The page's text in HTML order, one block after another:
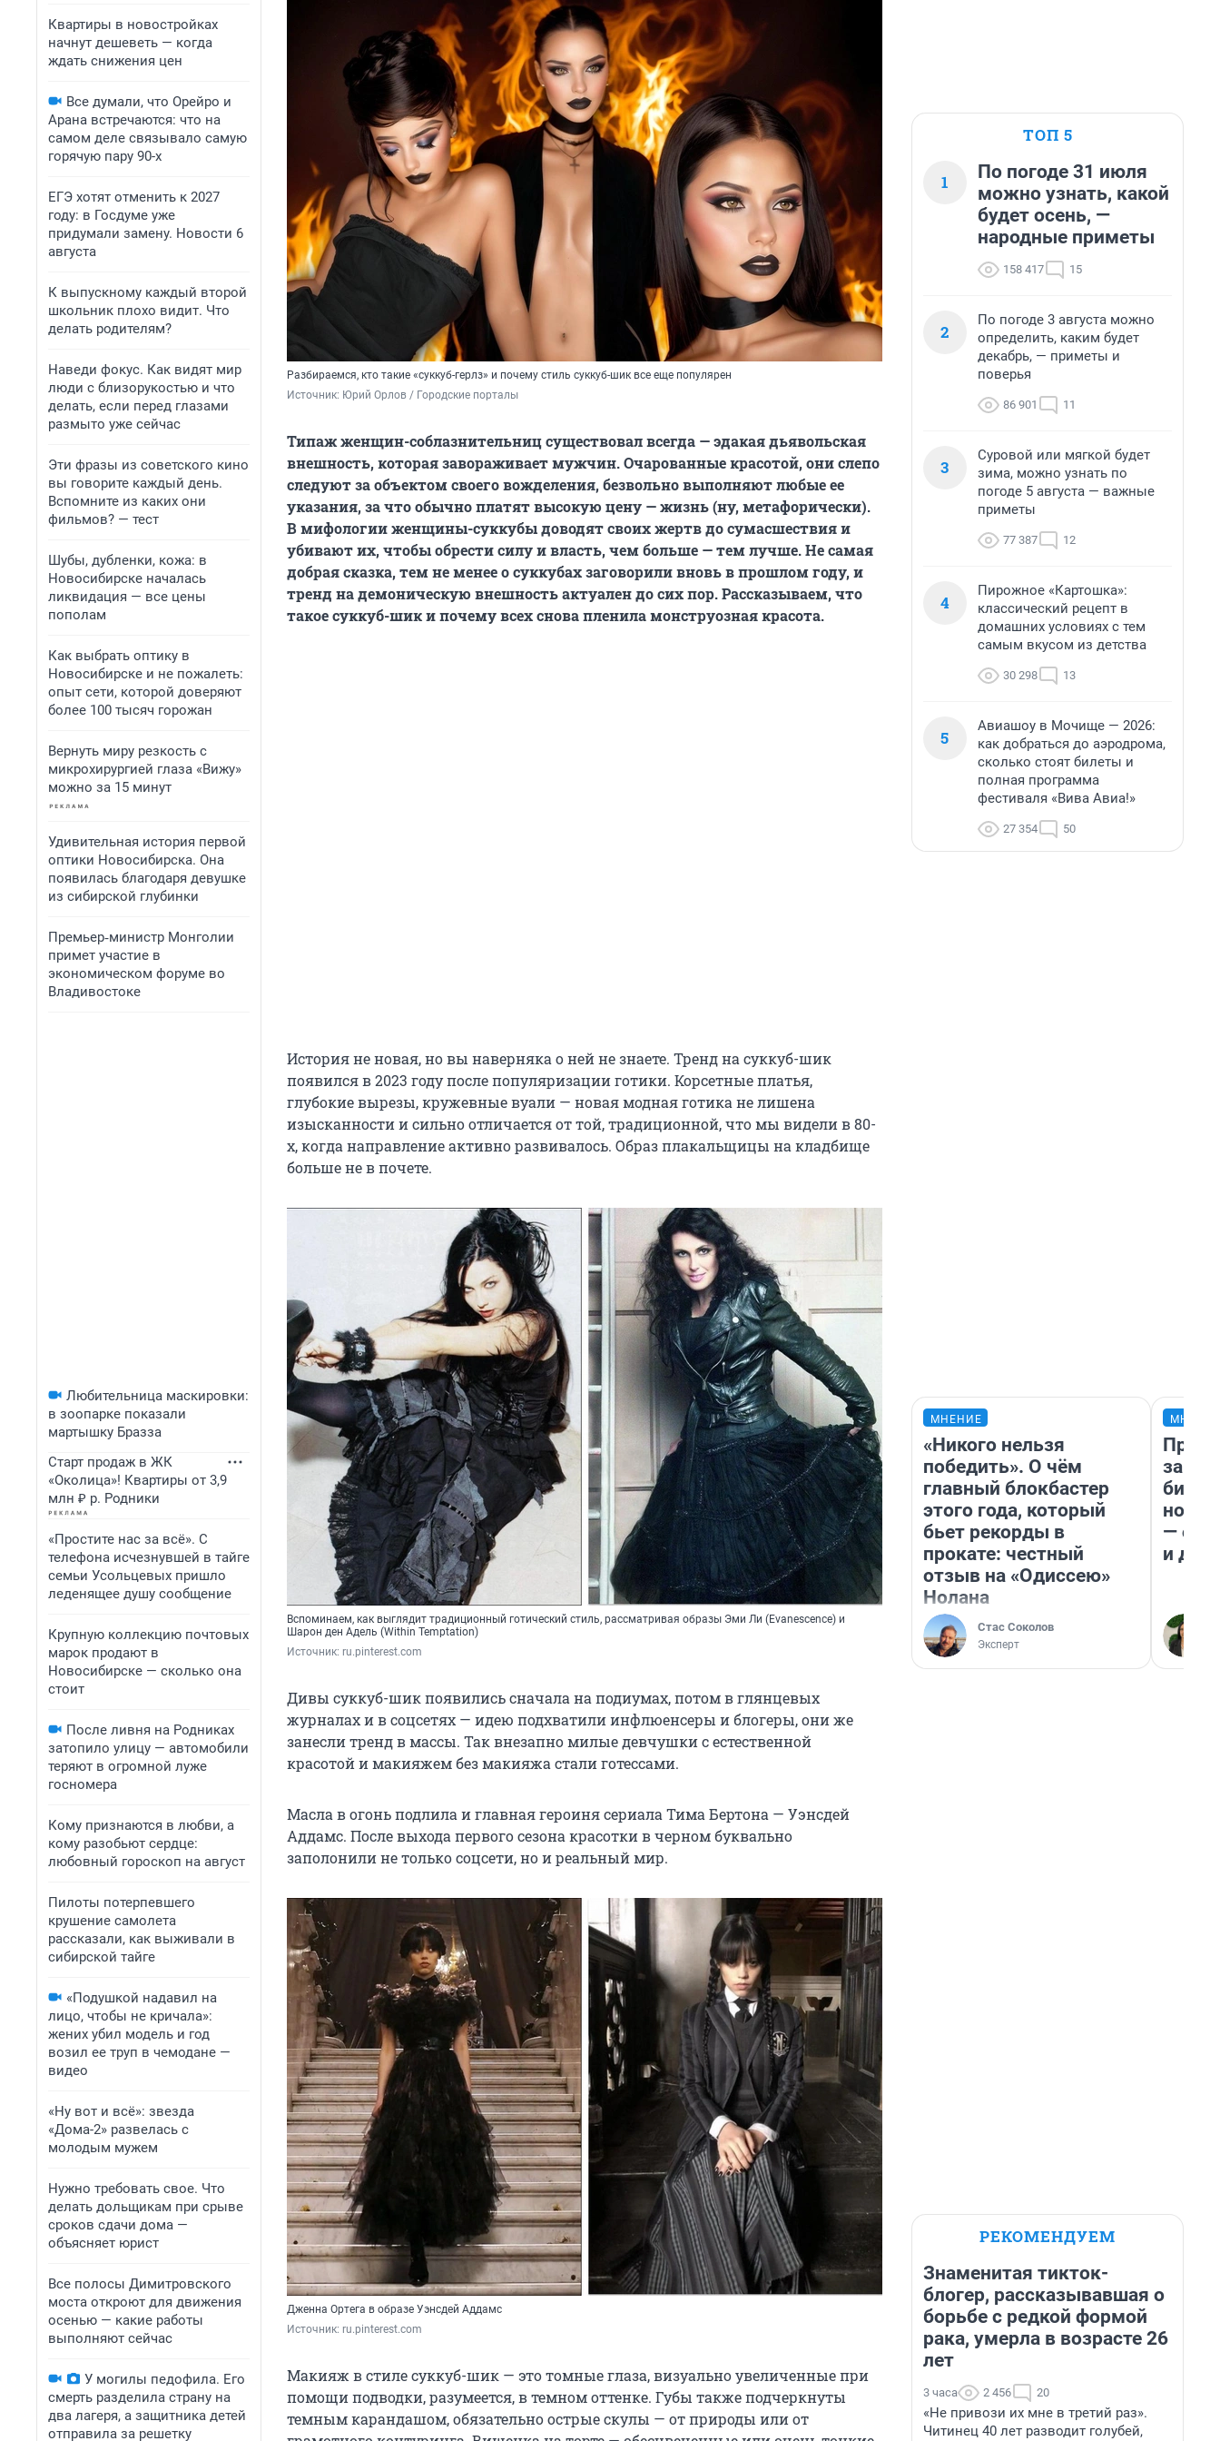
Квартиры в новостройках
начнут дешеветь — когда
ждать снижения цен
Все думали, что Орейро и
Арана встречаются: что на
самом деле связывало самую
горячую пару 90-х
ЕГЭ хотят отменить к 2027
году: в Госдуме уже
придумали замену. Новости 6
августа
К выпускному каждый второй
школьник плохо видит. Что
делать родителям?
Наведи фокус. Как видят мир
люди с близорукостью и что
делать, если перед глазами
размыто уже сейчас
Эти фразы из советского кино
вы говорите каждый день.
Вспомните из каких они
фильмов? — тест
Шубы, дубленки, кожа: в
Новосибирске началась
ликвидация — все цены
пополам
Как выбрать оптику в
Новосибирске и не пожалеть:
опыт сети, которой доверяют
более 100 тысяч горожан
Вернуть миру резкость с
микрохирургией глаза «Вижу»
можно за 15 минут
Удивительная история первой
оптики Новосибирска. Она
появилась благодаря девушке
из сибирской глубинки
Премьер‑министр Монголии
примет участие в
экономическом форуме во
Владивостоке
Любительница маскировки:
в зоопарке показали
мартышку Бразза
Старт продаж в ЖК
«Околица»! Квартиры от 3,9
млн ₽ р. Родники
«Простите нас за всё». С
телефона исчезнувшей в тайге
семьи Усольцевых пришло
леденящее душу сообщение
Крупную коллекцию почтовых
марок продают в
Новосибирске — сколько она
стоит
После ливня на Родниках
затопило улицу — автомобили
теряют в огромной луже
госномера
Кому признаются в любви, а
кому разобьют сердце:
любовный гороскоп на август
Пилоты потерпевшего
крушение самолета
рассказали, как выживали в
сибирской тайге
«Подушкой надавил на
лицо, чтобы не кричала»:
жених убил модель и год
возил ее труп в чемодане —
видео
«Ну вот и всё»: звезда
«Дома-2» развелась с
молодым мужем
Нужно требовать свое. Что
делать дольщикам при срыве
сроков сдачи дома —
объясняет юрист
Все полосы Димитровского
моста откроют для движения
осенью — какие работы
выполняют сейчас
У могилы педофила. Его
смерть разделила страну на
два лагеря, а защитника детей
отправила за решетку
Разбираемся, кто такие «суккуб-герлз» и почему стиль суккуб-шик все еще популярен
Источник: Юрий Орлов / Городские порталы
Типаж женщин-соблазнительниц существовал всегда — эдакая дьявольская
внешность, которая завораживает мужчин. Очарованные красотой, они слепо
следуют за объектом своего вожделения, безвольно выполняют любые ее
указания, за что обычно платят высокую цену — жизнь (ну, метафорически).
В мифологии женщины-суккубы доводят своих жертв до сумасшествия и
убивают их, чтобы обрести силу и власть, чем больше — тем лучше. Не самая
добрая сказка, тем не менее о суккубах заговорили вновь в прошлом году, и
тренд на демоническую внешность актуален до сих пор. Рассказываем, что
такое суккуб-шик и почему всех снова пленила монструозная красота.
История не новая, но вы наверняка о ней не знаете. Тренд на суккуб-шик
появился в 2023 году после популяризации готики. Корсетные платья,
глубокие вырезы, кружевные вуали — новая модная готика не лишена
изысканности и сильно отличается от той, традиционной, что мы видели в 80-
х, когда направление активно развивалось. Образ плакальщицы на кладбище
больше не в почете.
Вспоминаем, как выглядит традиционный готический стиль, рассматривая образы Эми Ли (Evanescence) и
Шарон ден Адель (Within Temptation)
Источник: ru.pinterest.com
Дивы суккуб-шик появились сначала на подиумах, потом в глянцевых
журналах и в соцсетях — идею подхватили инфлюенсеры и блогеры, они же
занесли тренд в массы. Так внезапно милые девчушки с естественной
красотой и макияжем без макияжа стали готессами.
Масла в огонь подлила и главная героиня сериала Тима Бертона — Уэнсдей
Аддамс. После выхода первого сезона красотки в черном буквально
заполонили не только соцсети, но и реальный мир.
Дженна Ортега в образе Уэнсдей Аддамс
Источник: ru.pinterest.com
Макияж в стиле суккуб-шик — это томные глаза, визуально увеличенные при
помощи подводки, разумеется, в темном оттенке. Губы также подчеркнуты
темным карандашом, обязательно острые скулы — от природы или от
ТОП 5
1
По погоде 31 июля
можно узнать, какой
будет осень, —
народные приметы
158 417 15
2
По погоде 3 августа можно
определить, каким будет
декабрь, — приметы и
поверья
86 901 11
3
Суровой или мягкой будет
зима, можно узнать по
погоде 5 августа — важные
приметы
77 387 12
4
Пирожное «Картошка»:
классический рецепт в
домашних условиях с тем
самым вкусом из детства
30 298 13
5
Авиашоу в Мочище — 2026:
как добраться до аэродрома,
сколько стоят билеты и
полная программа
фестиваля «Вива Авиа!»
27 354 50
МНЕНИЕ
«Никого нельзя
победить». О чём
главный блокбастер
этого года, который
бьет рекорды в
прокате: честный
отзыв на «Одиссею»
Нолана
Стас Соколов
Эксперт
— он
и
РЕКОМЕНДУЕМ
Знаменитая тикток-
блогер, рассказывавшая о
борьбе с редкой формой
рака, умерла в возрасте 26
лет
3 часа 2 456 20
«Не привози их мне в третий раз».
Читинец 40 лет разводит голубей,